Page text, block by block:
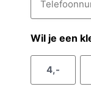
o
e
r
n
m
a
r
s
l
f
o
n
Wil je een
4,-